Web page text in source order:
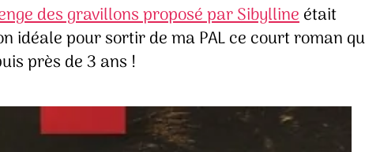
des gravillons proposé par Sibyllineétait
idéale pour sortir de ma PAL ce court roman
près de 3 ans !